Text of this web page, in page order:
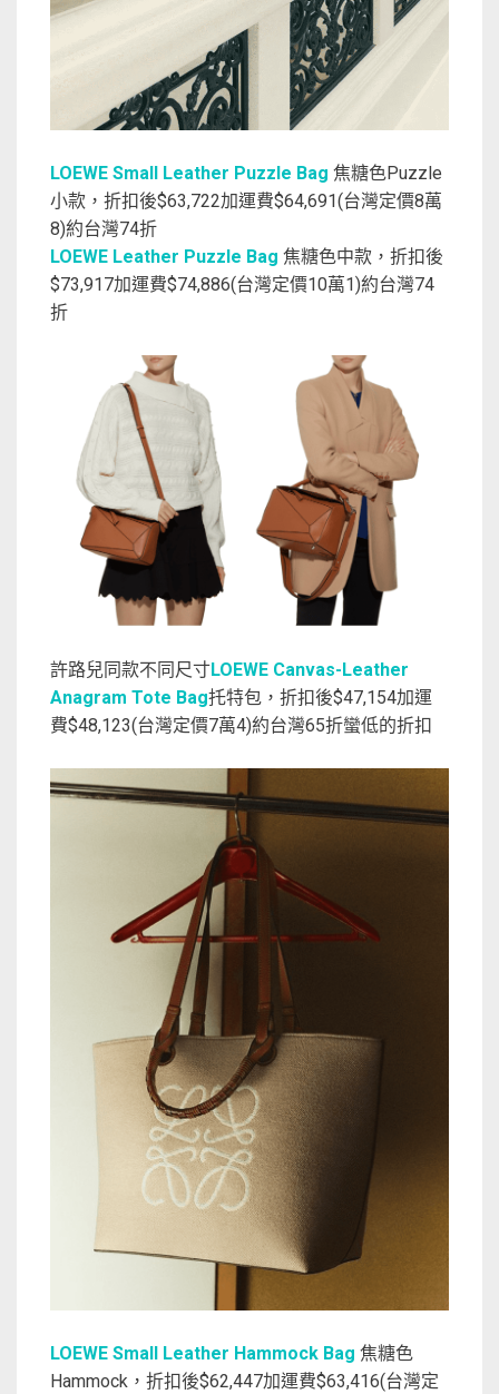
LOEWE Small Leather Puzzle Bag 焦糖色Puzzle
小款，折扣後$63,722加運費$64,691(台灣定價8萬
8)約台灣74折
LOEWE Leather Puzzle Bag 焦糖色中款，折扣後
$73,917加運費$74,886(台灣定價10萬1)約台灣74
折
許路兒同款不同尺寸LOEWE Canvas-Leather
Anagram Tote Bag托特包，折扣後$47,154加運
費$48,123(台灣定價7萬4)約台灣65折蠻低的折扣
LOEWE Small Leather Hammock Bag 焦糖色
Hammock，折扣後$62,447加運費$63,416(台灣定